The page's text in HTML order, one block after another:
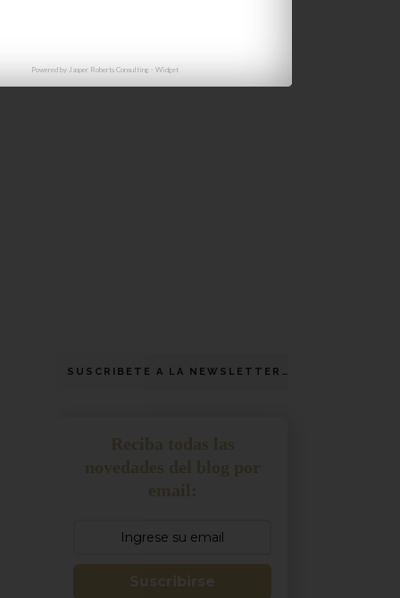
SUSCRIBETE A LA NEWSLETTER
Suscribirse
Powered by Jasper Roberts Consulting - Widget